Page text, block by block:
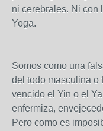
ni cerebrales. Ni con
Yoga.
Somos como una
del todo masculina o
vencido el Yin o el
enfermiza,
Pero como es